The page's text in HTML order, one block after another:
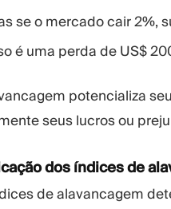
se o mercado cair 2%,
é uma perda de US$
potencializa
seus lucros ou
dos índices de
de alavancagem